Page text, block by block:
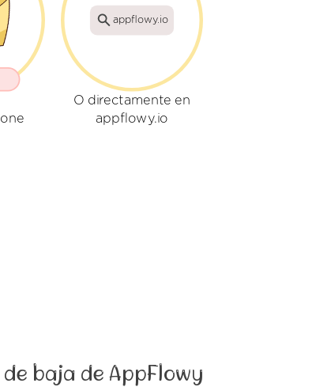
appflowy.io
O directamente en
appflowy.io
baja de AppFlowy